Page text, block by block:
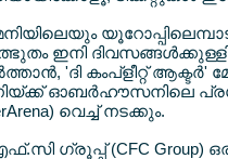
ഇനി
'ദി കംപ്ളീറ്റ്
ഓബര്‍ഹൗസനിലെ
വെച്ച് നടക്കും.
ഗ്രൂപ്പ് (CFC